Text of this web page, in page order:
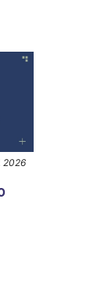
2026